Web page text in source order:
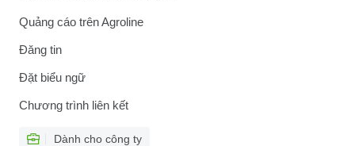
Quảng cáo trên Agroline
Đăng tin
Đặt biểu ngữ
Chương trình liên kết
Dành cho công ty